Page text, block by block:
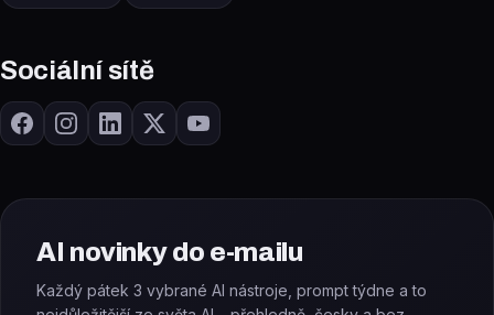
Sociální sítě
AI novinky do e-mailu
Každý pátek 3 vybrané AI nástroje, prompt týdne a to